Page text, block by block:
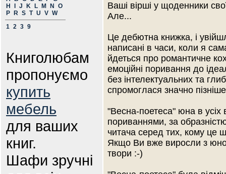
H
J K L M N
O
P
R S T U V W
1 2 3 9
Книголюбам
пропонуємо
купить
мебель
для ваших
книг.
Шафи зручні
Ваші вірші у щоденники
Але...
Це дебютна книжка, і
написані в часи, коли я
йдеться про романтичне
емоційні поривання до
без інтелектуальних та
спромоглася значно
"Весна-поетеса" юна в усіх
пориваннями, за
читача серед тих, кому це
Якщо Ви вже виросли з
твори :-)